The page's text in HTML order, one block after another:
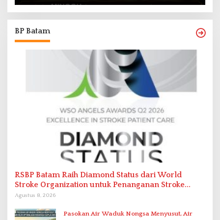
BP Batam
RSBP Batam Raih Diamond Status dari World
Stroke Organization untuk Penanganan Stroke
Berstandar Internasional
Agustus 8, 2026
Pasokan Air Waduk Nongsa Menyusut, Air